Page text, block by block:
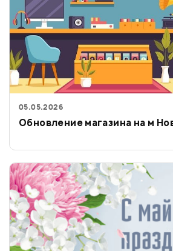
05.05.2026
Обновление магазина на м